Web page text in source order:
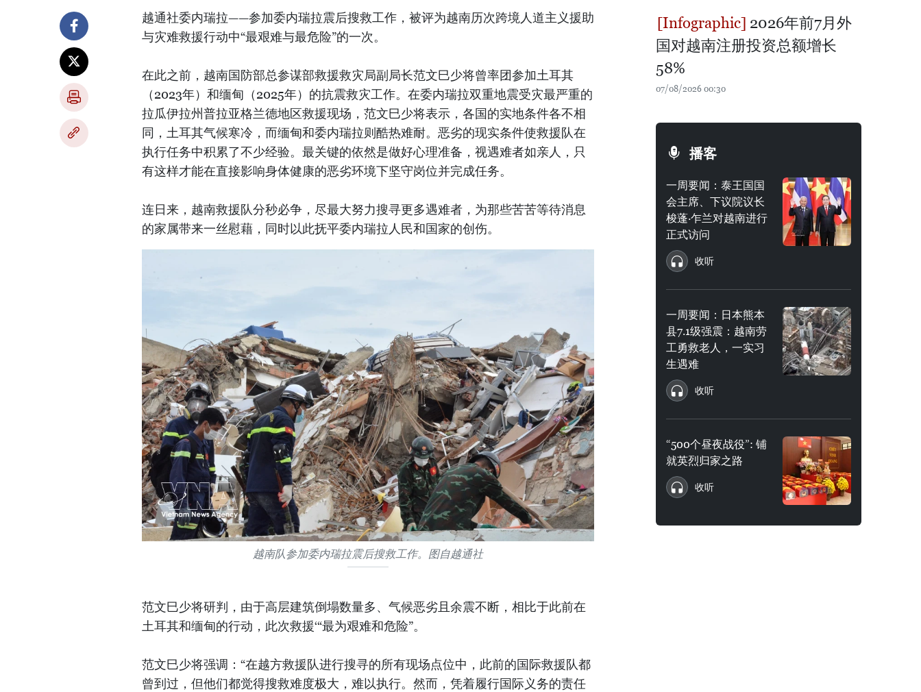
越通社委内瑞拉——参加委内瑞拉震后搜救工作，被评为越南历次跨境人道主义援助
与灾难救援行动中“最艰难与最危险”的一次。
在此之前，越南国防部总参谋部救援救灾局副局长范文巳少将曾率团参加土耳其
（2023年）和缅甸（2025年）的抗震救灾工作。在委内瑞拉双重地震受灾最严重的
拉瓜伊拉州普拉亚格兰德地区救援现场，范文巳少将表示，各国的实地条件各不相
同，土耳其气候寒冷，而缅甸和委内瑞拉则酷热难耐。恶劣的现实条件使救援队在
执行任务中积累了不少经验。最关键的依然是做好心理准备，视遇难者如亲人，只
有这样才能在直接影响身体健康的恶劣环境下坚守岗位并完成任务。
连日来，越南救援队分秒必争，尽最大努力搜寻更多遇难者，为那些苦苦等待消息
的家属带来一丝慰藉，同时以此抚平委内瑞拉人民和国家的创伤。
越南队参加委内瑞拉震后搜救工作。图自越通社
范文巳少将研判，由于高层建筑倒塌数量多、气候恶劣且余震不断，相比于此前在
土耳其和缅甸的行动，此次救援‘“最为艰难和危险”。
范文巳少将强调：“在越方救援队进行搜寻的所有现场点位中，此前的国际救援队都
曾到过，但他们都觉得搜救难度极大，难以执行。然而，凭着履行国际义务的责任
2026年前7月外
国对越南注册投资总额增长
58%
07/08/2026 00:30
播客
一周要闻：泰王国国
会主席、下议院议长
梭蓬·乍兰对越南进行
正式访问
收听
一周要闻：日本熊本
县7.1级强震：越南劳
工勇救老人，一实习
生遇难
收听
“500个昼夜战役”: 铺
就英烈归家之路
收听